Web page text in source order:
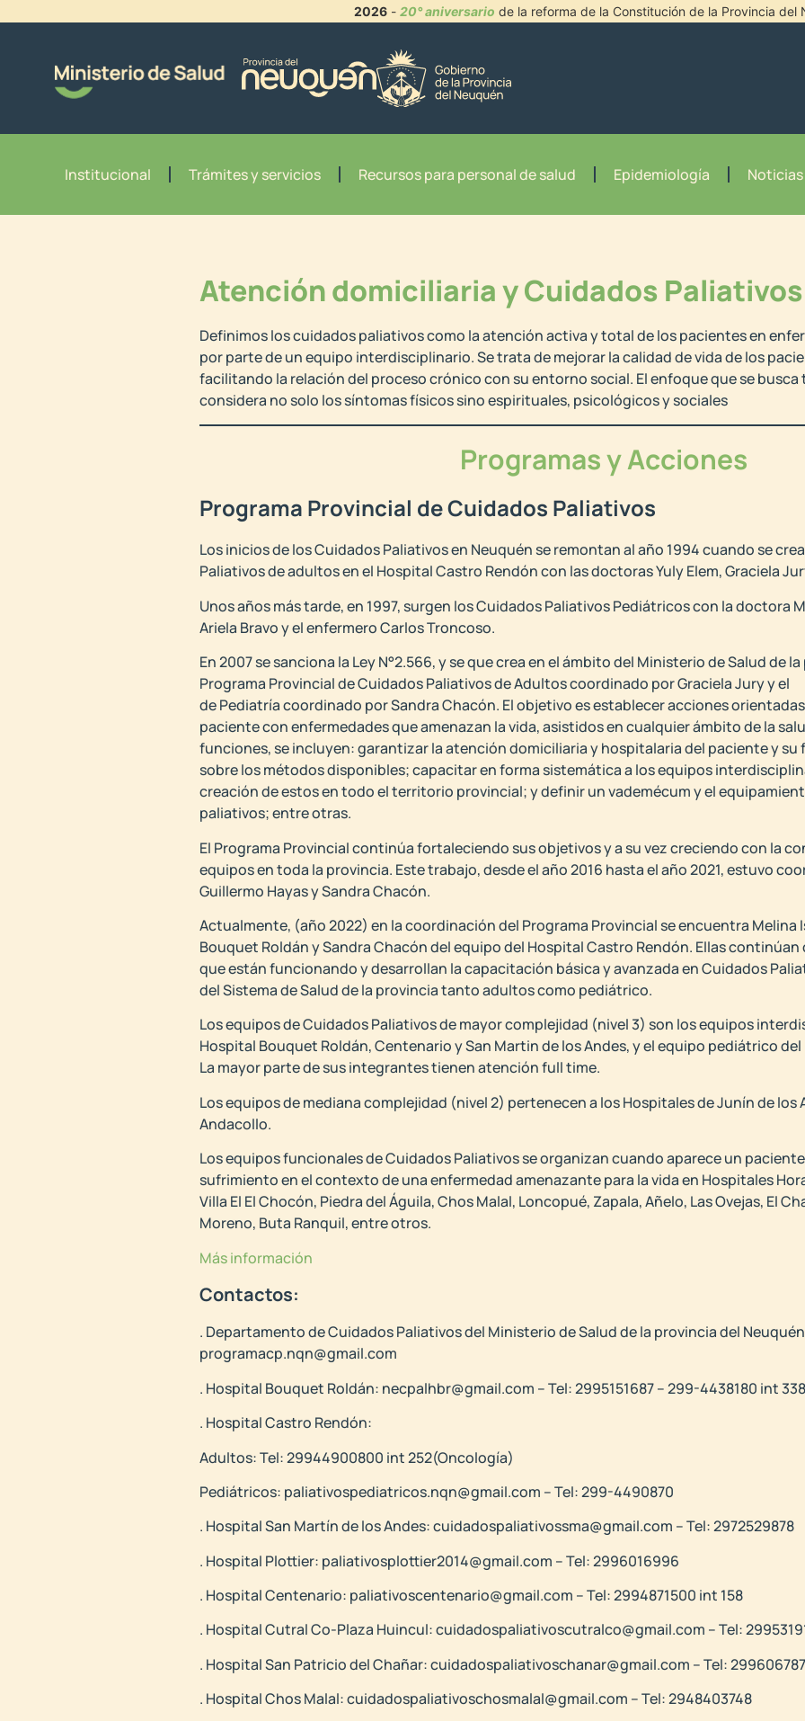
2026- 20° aniversario de la reforma de la Constitución de la Provincia del
Institucional Trámites y servicios Recursos para personal de salud Epidemiología Noticias
Atención domiciliaria y Cuidados Paliativos
Definimos los cuidados paliativos como la atención activa y total de los pacientes en
por parte de un equipo interdisciplinario. Se trata de mejorar la calidad de vida de los
facilitando la relación del proceso crónico con su entorno social. El enfoque que se
considera no solo los síntomas físicos sino espirituales, psicológicos y sociales
Programas y Acciones
Programa Provincial de Cuidados Paliativos
Los inicios de los Cuidados Paliativos en Neuquén se remontan al año 1994 cuando se
Paliativos de adultos en el Hospital Castro Rendón con las doctoras Yuly Elem, Graciela
Unos años más tarde, en 1997, surgen los Cuidados Paliativos Pediátricos con la doctora
Ariela Bravo y el enfermero Carlos Troncoso.
En 2007 se sanciona la Ley N°2.566, y se que crea en el ámbito del Ministerio de Salud de
Programa Provincial de Cuidados Paliativos de Adultos coordinado por Graciela Jury y el
de Pediatría coordinado por Sandra Chacón. El objetivo es establecer acciones
paciente con enfermedades que amenazan la vida, asistidos en cualquier ámbito de la
funciones, se incluyen: garantizar la atención domiciliaria y hospitalaria del paciente y su
sobre los métodos disponibles; capacitar en forma sistemática a los equipos
creación de estos en todo el territorio provincial; y definir un vademécum y el
paliativos; entre otras.
El Programa Provincial continúa fortaleciendo sus objetivos y a su vez creciendo con la
equipos en toda la provincia. Este trabajo, desde el año 2016 hasta el año 2021, estuvo
Guillermo Hayas y Sandra Chacón.
Actualmente, (año 2022) en la coordinación del Programa Provincial se encuentra Melina
Bouquet Roldán y Sandra Chacón del equipo del Hospital Castro Rendón. Ellas
que están funcionando y desarrollan la capacitación básica y avanzada en Cuidados
del Sistema de Salud de la provincia tanto adultos como pediátrico.
Los equipos de Cuidados Paliativos de mayor complejidad (nivel 3) son los equipos
Hospital Bouquet Roldán, Centenario y San Martin de los Andes, y el equipo pediátrico
La mayor parte de sus integrantes tienen atención full time.
Los equipos de mediana complejidad (nivel 2) pertenecen a los Hospitales de Junín de los
Andacollo.
Los equipos funcionales de Cuidados Paliativos se organizan cuando aparece un
sufrimiento en el contexto de una enfermedad amenazante para la vida en Hospitales
Villa El El Chocón, Piedra del Águila, Chos Malal, Loncopué, Zapala, Añelo, Las Ovejas, El
Moreno, Buta Ranquil, entre otros.
Más información
Contactos:
. Departamento de Cuidados Paliativos del Ministerio de Salud de la provincia del
programacp.nqn@gmail.com
. Hospital Bouquet Roldán: necpalhbr@gmail.com – Tel: 2995151687 – 299-4438180 int 338
. Hospital Castro Rendón:
Adultos: Tel: 29944900800 int 252(Oncología)
Pediátricos: paliativospediatricos.nqn@gmail.com – Tel: 299-4490870
. Hospital San Martín de los Andes: cuidadospaliativossma@gmail.com – Tel: 2972529878
. Hospital Plottier: paliativosplottier2014@gmail.com – Tel: 2996016996
. Hospital Centenario: paliativoscentenario@gmail.com – Tel: 2994871500 int 158
. Hospital Cutral Co-Plaza Huincul: cuidadospaliativoscutralco@gmail.com – Tel:
. Hospital San Patricio del Chañar: cuidadospaliativoschanar@gmail.com – Tel:
. Hospital Chos Malal: cuidadospaliativoschosmalal@gmail.com – Tel: 2948403748